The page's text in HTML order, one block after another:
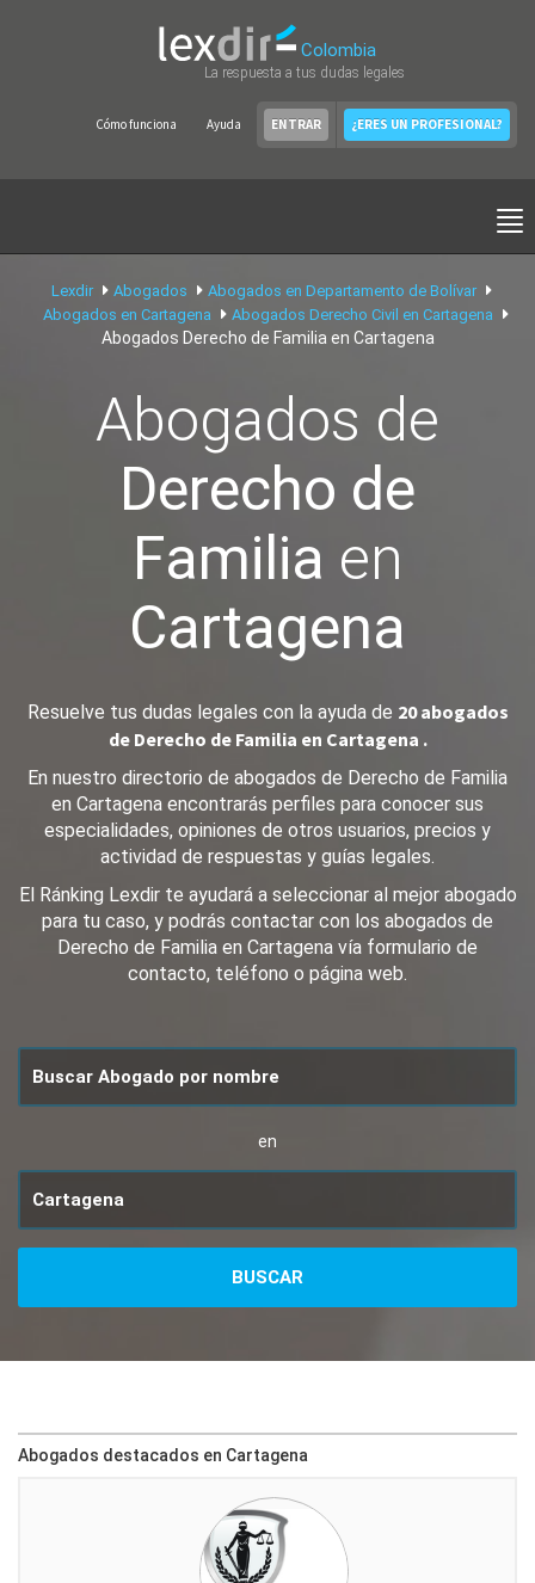
Colombia
La respuesta a tus dudas legales
Cómo funciona Ayuda ENTRAR ¿ERES UN PROFESIONAL?
Lexdir Abogados
Abogados en Departamento de Bolívar
Abogados en Cartagena
Abogados Derecho Civil en Cartagena
Abogados Derecho de Familia en Cartagena
Abogados de
Derecho de
Familia en
Cartagena
Resuelve tus dudas legales con la ayuda de 20 abogados
de Derecho de Familia en Cartagena .
En nuestro directorio de abogados de Derecho de Familia
en Cartagena encontrarás perfiles para conocer sus
especialidades, opiniones de otros usuarios, precios y
actividad de respuestas y guías legales.
El Ránking Lexdir te ayudará a seleccionar al mejor abogado
para tu caso, y podrás contactar con los abogados de
Derecho de Familia en Cartagena vía formulario de
contacto, teléfono o página web.
en
Abogados destacados en Cartagena